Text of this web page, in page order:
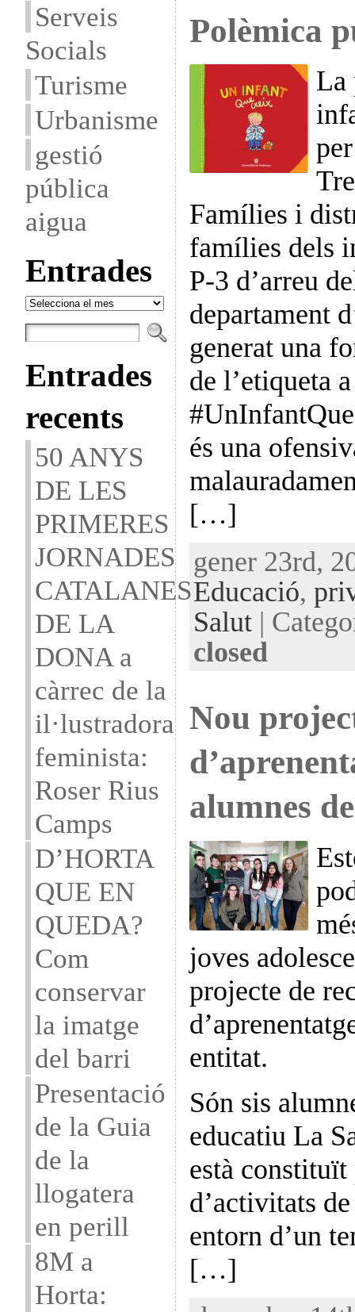
Serveis
Socials
Turisme
Urbanisme
gestió
pública
aigua
Entrades
Entrades
Entrades
recents
50 ANYS
DE LES
PRIMERES
JORNADES
CATALANES
DE LA
DONA a
càrrec de la
il·lustradora
feminista:
Roser Rius
Camps
D’HORTA
QUE EN
QUEDA?
Com
conservar
la imatge
del barri
Presentació
de la Guia
de la
llogatera
en perill
8M a
Horta:
Polèmica
La
Famílies i
famílies dels
P-3 d’arreu
departament
generat una
de l’etiqueta
és una
[…]
gener 23rd,
Educació,
Salut|
closed
Nou
alumnes
joves
projecte de
entitat.
Són sis
educatiu La
està
d’activitats
entorn d’un
[…]